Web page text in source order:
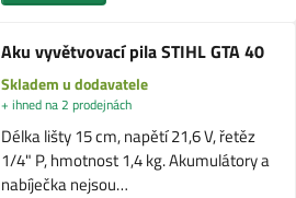
Aku vyvětvovací pila STIHL GTA 40
Skladem u dodavatele
+ ihned na 2 prodejnách
Délka lišty 15 cm, napětí 21,6 V, řetěz
1/4" P, hmotnost 1,4 kg. Akumulátory a
nabíječka nejsou…